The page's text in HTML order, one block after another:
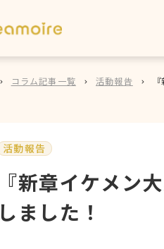
コラム記事一覧 活動報告
活動報告
『新章イケメン
しました！